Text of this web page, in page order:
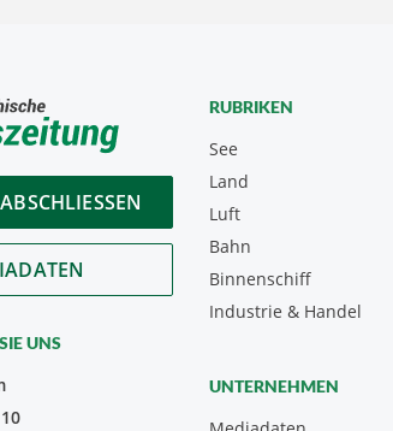
UNS
RUBRIKEN
See
Land
Luft
Bahn
Binnenschiff
Industrie & Handel
UNTERNEHMEN